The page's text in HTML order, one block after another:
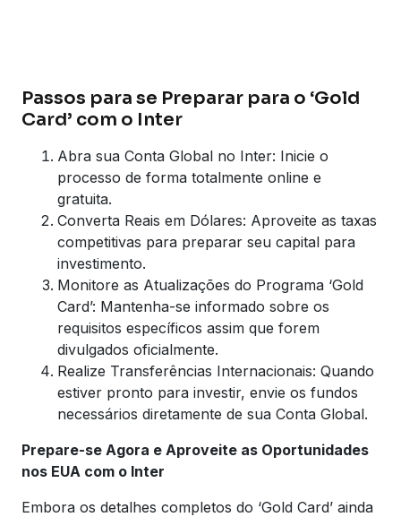
Passos para se Preparar para o ‘Gold
Card’ com o Inter
Abra sua Conta Global no Inter: Inicie o
processo de forma totalmente online e
gratuita.
Converta Reais em Dólares: Aproveite as taxas
competitivas para preparar seu capital para
investimento.
Monitore as Atualizações do Programa ‘Gold
Card’: Mantenha-se informado sobre os
requisitos específicos assim que forem
divulgados oficialmente.
Realize Transferências Internacionais: Quando
estiver pronto para investir, envie os fundos
necessários diretamente de sua Conta Global.
Prepare-se Agora e Aproveite as Oportunidades
nos EUA com o Inter
Embora os detalhes completos do ‘Gold Card’ ainda